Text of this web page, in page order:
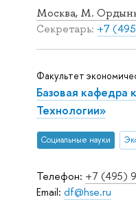
Москва, М.
Секретарь: +7
Телефон: +7 (495)
Email: df@hse.ru
Факультет
Базовая кафедра
Технологии»
Социальные науки